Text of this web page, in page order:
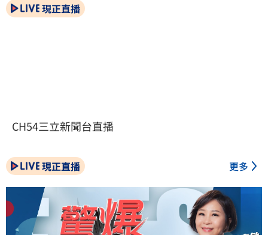
現正直播
CH54三立新聞台直播
現正直播 更多